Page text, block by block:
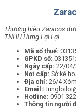
Thương hiệu Zaracos
TNHH Hưng Lợi Lợi
Mã số thuế:
GPKD số:
Ngày cấp: 22/
Nơi cấp: Sở kế
Địa chỉ: 26/4
Email:
Hotline: 0901
Thông tin người